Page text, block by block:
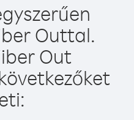
Outtal.
Out